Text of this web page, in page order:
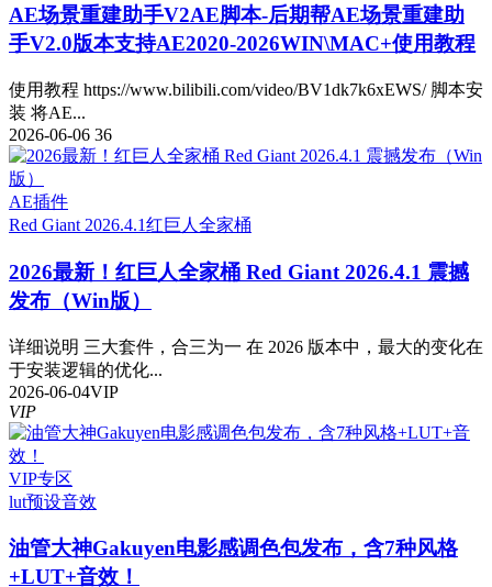
AE场景重建助手V2AE脚本-后期帮AE场景重建助
手V2.0版本支持AE2020-2026WIN\MAC+使用教程
使用教程 https://www.bilibili.com/video/BV1dk7k6xEWS/ 脚本安
装 将AE...
2026-06-06 36
AE插件
Red Giant 2026.4.1红巨人全家桶
2026最新！红巨人全家桶 Red Giant 2026.4.1 震撼
发布（Win版）
详细说明 三大套件，合三为一 在 2026 版本中，最大的变化在
于安装逻辑的优化...
2026-06-04VIP
VIP
VIP专区
lut预设音效
油管大神Gakuyen电影感调色包发布，含7种风格
+LUT+音效！